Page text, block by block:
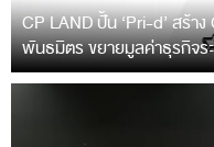
CP LAND ปั้น ‘Pri-d’ สร้า
พันธมิตร ขยายมูลค่าธุรกิจร